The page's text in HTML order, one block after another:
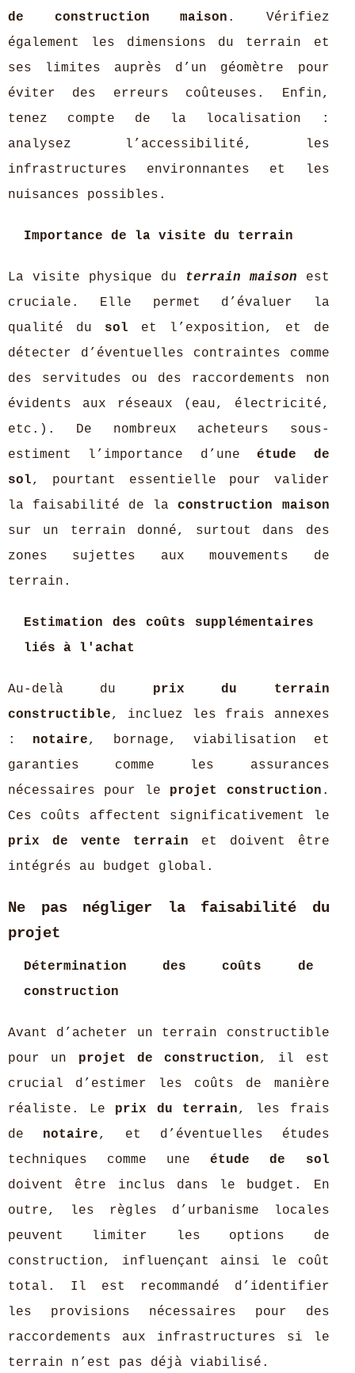
de construction maison . Vérifiez
également les dimensions du terrain et
ses limites auprès d’un géomètre pour
éviter des erreurs coûteuses. Enfin,
tenez compte de la localisation :
analysez l’accessibilité, les
infrastructures environnantes et les
nuisances possibles.
Importance de la visite du terrain
La visite physique du terrain maison est
cruciale. Elle permet d’évaluer la
qualité du sol et l’exposition, et de
détecter d’éventuelles contraintes comme
des servitudes ou des raccordements non
évidents aux réseaux (eau, électricité,
etc.). De nombreux acheteurs sous-
estiment l’importance d’uneétude de
sol, pourtant essentielle pour valider
la faisabilité de laconstruction maison
sur un terrain donné, surtout dans des
zones sujettes aux mouvements de
terrain.
Estimation des coûts supplémentaires
liés à l'achat
Au-delà du prix du terrain
constructible, incluez les frais annexes
: notaire, bornage, viabilisation et
garanties comme les assurances
nécessaires pour le projet construction .
Ces coûts affectent significativement le
prix de vente terrain et doivent être
intégrés au budget global.
Ne pas négliger la faisabilité du
projet
Détermination des coûts de
construction
Avant d’acheter un terrain constructible
pour un projet de construction, il est
crucial d’estimer les coûts de manière
réaliste. Le prix du terrain, les frais
de notaire, et d’éventuelles études
techniques comme uneétude de sol
doivent être inclus dans le budget. En
outre, les règles d’urbanisme locales
peuvent limiter les options de
construction, influençant ainsi le coût
total. Il est recommandé d’identifier
les provisions nécessaires pour des
raccordements aux infrastructures si le
terrain n’est pas déjà viabilisé.